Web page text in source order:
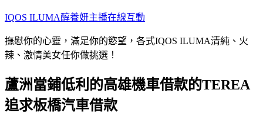
跳
主
要
容
IQOS ILUMA醇養妍主播在線互動
撫慰你的心靈，滿足你的慾望，各式IQOS ILUMA清純、火
辣、激情美女任你做挑選！
蘆洲當鋪低利的高雄機車借款的TEREA
追求板橋汽車借款